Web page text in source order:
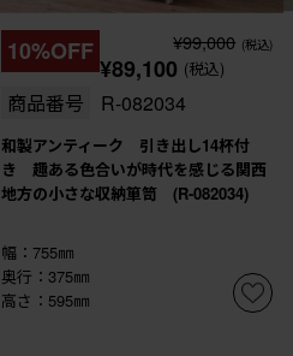
10%OFF ¥99,000 (税込)
¥89,100 (税込)
商品番号 R-082034
和製アンティーク 引き出し14杯付
き 趣ある色合いが時代を感じる関西
地方の小さな収納箪笥 (R-082034)
幅：755㎜
奥行：375㎜
高さ：595㎜